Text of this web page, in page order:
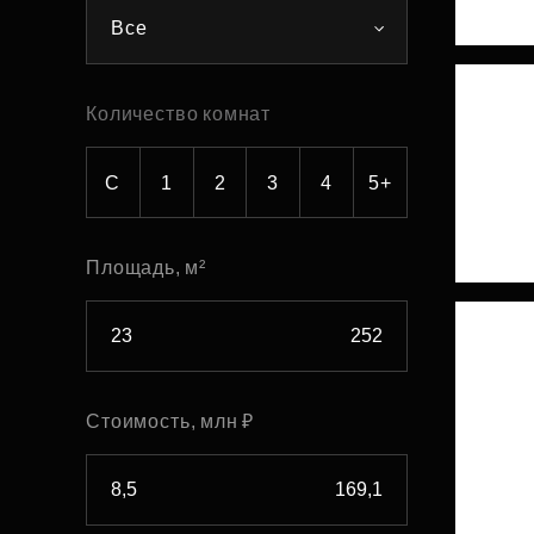
Рефинансирование
Все
Количество комнат
С 1 2 3 4 5+
Площадь, м²
Стоимость, млн ₽